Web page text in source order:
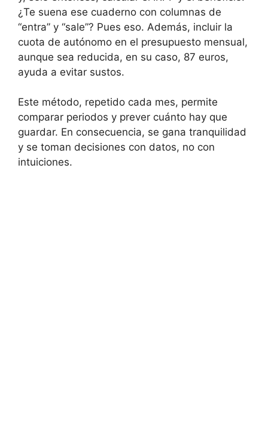
¿Te suena ese cuaderno con columnas de
“entra” y “sale”? Pues eso. Además, incluir la
cuota de autónomo en el presupuesto mensual,
aunque sea reducida, en su caso, 87 euros,
ayuda a evitar sustos.
Este método, repetido cada mes, permite
comparar periodos y prever cuánto hay que
guardar. En consecuencia, se gana tranquilidad
y se toman decisiones con datos, no con
intuiciones.